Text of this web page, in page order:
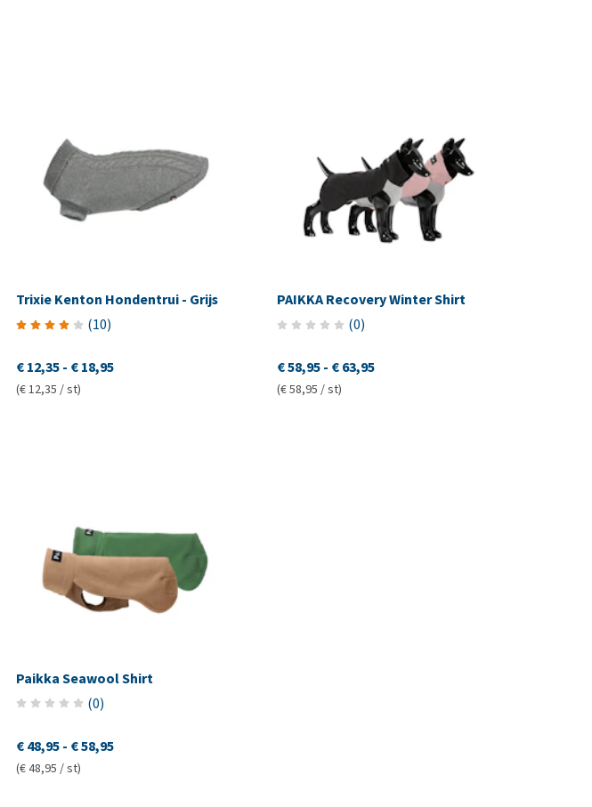
Trixie Kenton Hondentrui - Grijs
(10)
€ 12,35 - € 18,95
(€ 12,35 / st)
PAIKKA Recovery Winter Shirt
(0)
€ 58,95- € 63,95
(€ 58,95 / st)
Paikka Seawool Shirt
(0)
€ 48,95 - € 58,95
(€ 48,95 / st)